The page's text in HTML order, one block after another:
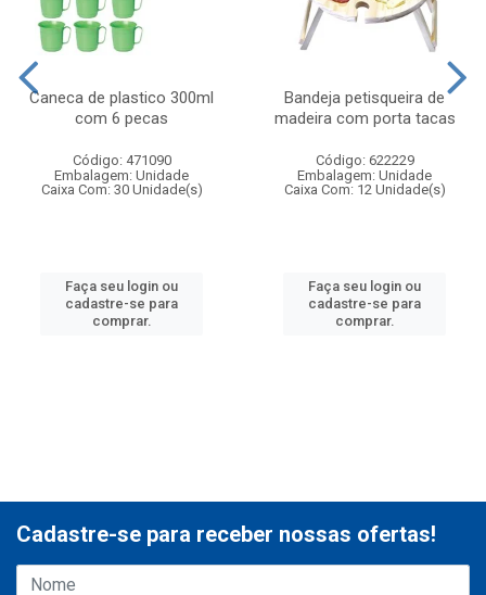
Caneca de plastico 300ml
com 6 pecas
Código: 471090
Embalagem: Unidade
Caixa Com: 30 Unidade(s)
Faça seu login ou
cadastre-se para
comprar.
Bandeja petisqueira de
madeira com porta tacas
Código: 622229
Embalagem: Unidade
Caixa Com: 12 Unidade(s)
Faça seu login ou
cadastre-se para
comprar.
Cadastre-se para receber nossas ofertas!